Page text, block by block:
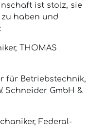
ist stolz, sie
haben und
THOMAS
für Betriebstechnik,
Schneider GmbH &
Federal-